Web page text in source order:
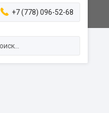
+7 (778) 096-52-68